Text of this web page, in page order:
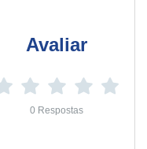
Avaliar
0 Respostas